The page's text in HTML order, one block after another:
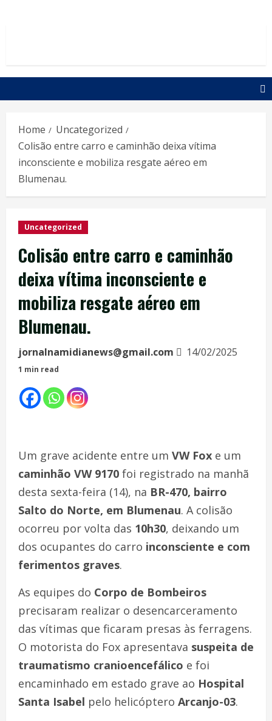
Home
Uncategorized
Colisão entre carro e caminhão deixa vítima
inconsciente e mobiliza resgate aéreo em
Blumenau.
Uncategorized
Colisão entre carro e caminhão
deixa vítima inconsciente e
mobiliza resgate aéreo em
Blumenau.
jornalnamidianews@gmail.com 14/02/2025
1 min read
Um grave acidente entre um VW Fox e um
caminhão VW 9170 foi registrado na manhã
desta sexta-feira (14), na BR-470, bairro
Salto do Norte, em Blumenau. A colisão
ocorreu por volta das 10h30, deixando um
dos ocupantes do carro inconsciente e com
ferimentos graves.
As equipes do Corpo de Bombeiros
precisaram realizar o desencarceramento
das vítimas que ficaram presas às ferragens.
O motorista do Fox apresentava suspeita de
traumatismo cranioencefálico e foi
encaminhado em estado grave ao Hospital
Santa Isabel pelo helicóptero Arcanjo-03.